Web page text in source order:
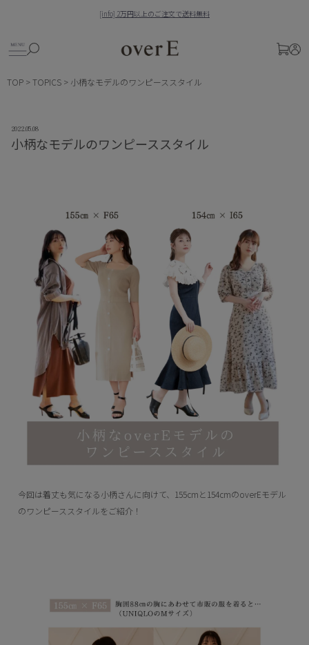
content
slideshow
[info] 2万円以上のご注文で送料無料
SITE NAVIGATION
検索 ログ
TOP >TOPICS > 小柄なモデルのワンピーススタイル
2022.05.08
小柄なモデルのワンピーススタイル
今回は着丈も気になる小柄さんに向けて、155cmと154cmのoverEモデル
のワンピーススタイルをご紹介！